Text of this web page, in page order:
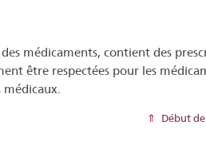
médicaments, contient des
être respectées pour les
médicaux.
Début